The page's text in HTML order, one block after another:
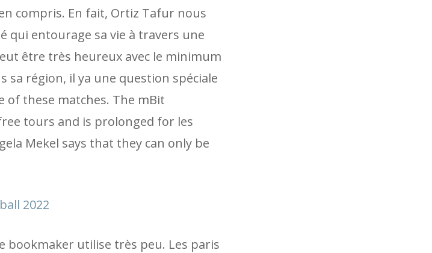
compris. En fait, Ortiz Tafur nous
qui entourage sa vie à travers une
être très heureux avec le minimum
sa région, il ya une question spéciale
of these matches. The mBit
tours and is prolonged for les
Mekel says that they can only be
2022
bookmaker utilise très peu. Les paris